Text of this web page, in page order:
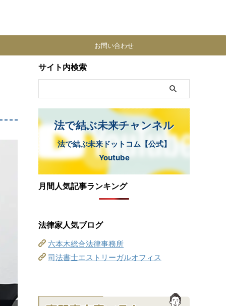
お問い合わせ
サイト内検索
法で結ぶ未来チャンネル
法で結ぶ未来ドットコム【公式】
Youtube
月間人気記事ランキング
法律家人気ブログ
六本木総合法律事務所
司法書士エストリーガルオフィス